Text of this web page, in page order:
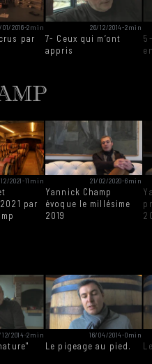
01/2016-2min
par
26/12/2014-2min
7- Ceux qui m’ont
appris
2021-11min
par
21/02/2020-6min
Yannick Champ
évoque le millésime
2019
2014-2min 16/04/2014-0min
Le pigeage au pied.